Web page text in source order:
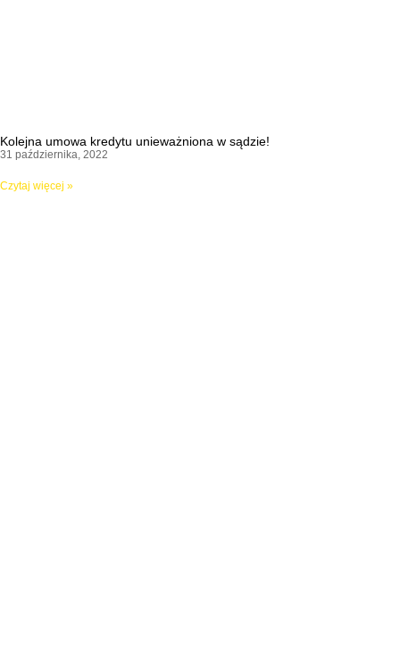
Kolejna umowa kredytu unieważniona w sądzie!
31 października, 2022
Czytaj więcej »